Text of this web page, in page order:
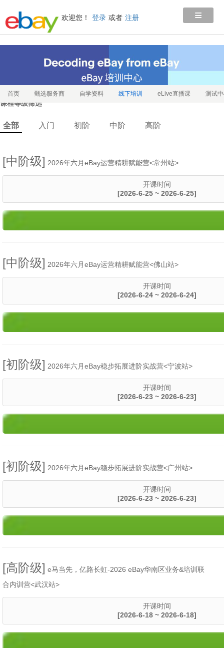
≡
欢迎您！ 登录 或者 注册
首页 甄选服务商 自学资料 线下培训 eLive直播课 测试
课程等级筛选
全部 入门 初阶 中阶 高阶
[中阶级] 2026年六月eBay运营精耕赋能营<常州站>
开课时间
[2026-6-25 ~ 2026-6-25]
[中阶级] 2026年六月eBay运营精耕赋能营<佛山站>
开课时间
[2026-6-24 ~ 2026-6-24]
[初阶级] 2026年六月eBay稳步拓展进阶实战营<宁波站>
开课时间
[2026-6-23 ~ 2026-6-23]
[初阶级] 2026年六月eBay稳步拓展进阶实战营<广州站>
开课时间
[2026-6-23 ~ 2026-6-23]
[高阶级] ​e马当先，亿路长虹-2026 eBay华南区业务&培训联
合内训营<武汉站>
开课时间
[2026-6-18 ~ 2026-6-18]